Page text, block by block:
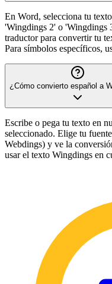
En Word, selecciona tu
'Wingdings 2' o 'Wingdings
traductor para convertir tu
Para símbolos específicos,
¿Cómo convierto español a
Escribe o pega tu texto en
seleccionado. Elige tu
Webdings) y ve la
usar el texto Wingdings en